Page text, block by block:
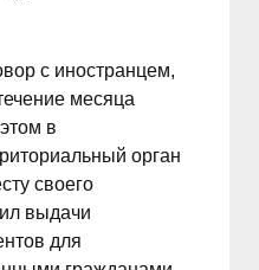
с иностранцем,
месяца
в
орган
своего
выдачи
для